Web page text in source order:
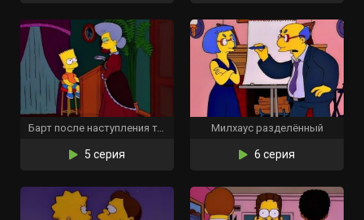
Барт после наступления темноты
5 серия
Милхаус разделённый
6 серия